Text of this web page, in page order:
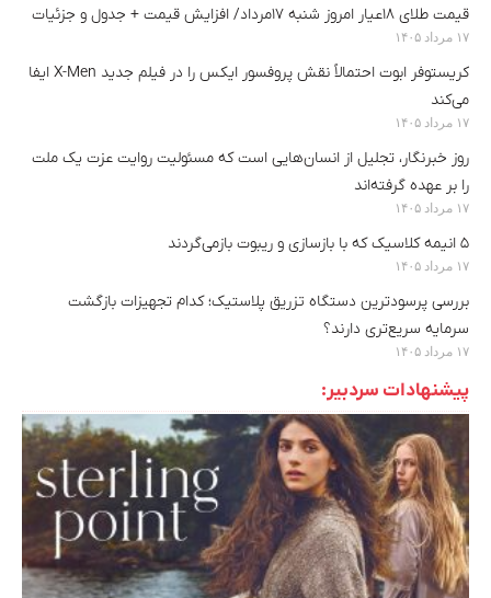
قیمت طلای ۱۸عیار امروز شنبه ۱۷مرداد/ افزایش قیمت + جدول و جزئیات
۱۷ مرداد ۱۴۰۵
کریستوفر ابوت احتمالاً نقش پروفسور ایکس را در فیلم جدید X-Men ایفا
می‌کند
۱۷ مرداد ۱۴۰۵
روز خبرنگار، تجلیل از انسان‌هایی است که مسئولیت روایت عزت یک ملت
را بر عهده گرفته‌اند
۱۷ مرداد ۱۴۰۵
۵ انیمه کلاسیک که با بازسازی‌ و ریبوت بازمی‌گردند
۱۷ مرداد ۱۴۰۵
بررسی پرسودترین دستگاه تزریق پلاستیک؛ کدام تجهیزات بازگشت
سرمایه سریع‌تری دارند؟
۱۷ مرداد ۱۴۰۵
پیشنهادات سردبیر: